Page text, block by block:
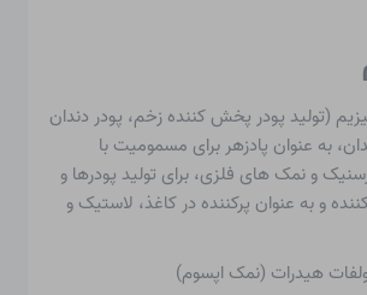
(تولید پودر پخش کننده زخم، پودر دندان
به عنوان پادزهر برای مسمومیت با
و نمک های فلزی، برای تولید پودرها و
و به عنوان پرکننده در کاغذ، لاستیک و
هیدرات (نمک اپسوم)